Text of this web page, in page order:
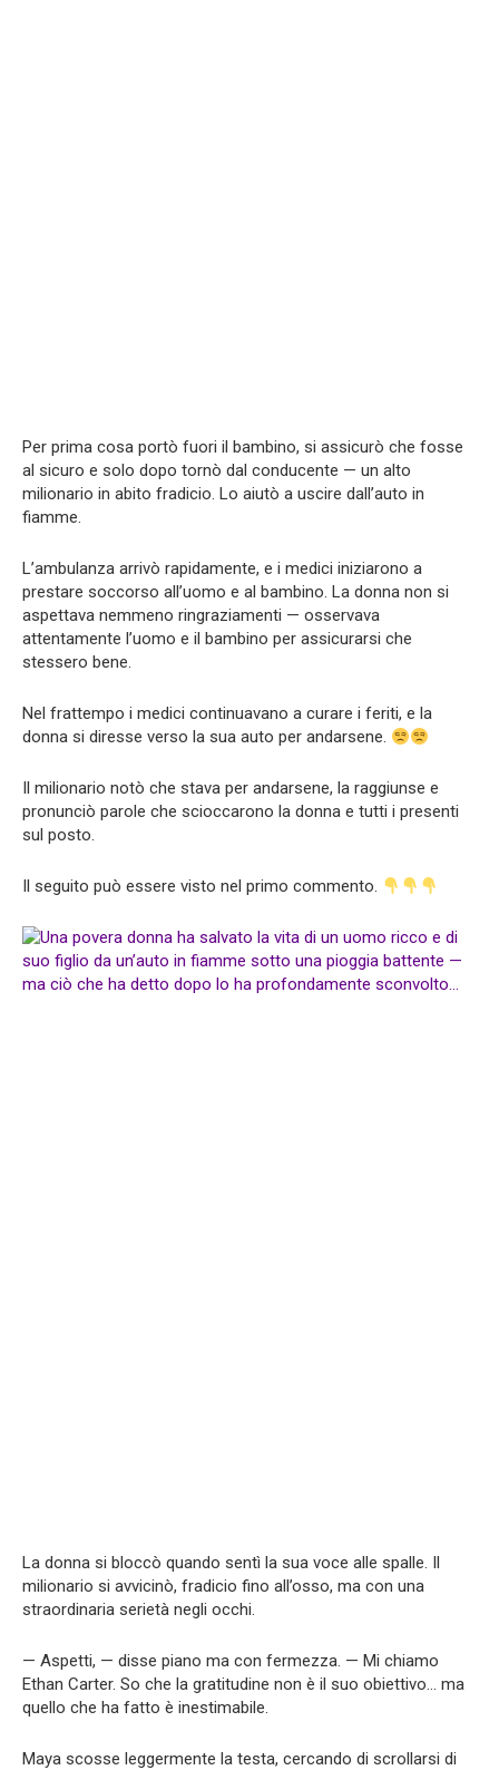
Per prima cosa portò fuori il bambino, si assicurò che fosse
al sicuro e solo dopo tornò dal conducente — un alto
milionario in abito fradicio. Lo aiutò a uscire dall’auto in
fiamme.
L’ambulanza arrivò rapidamente, e i medici iniziarono a
prestare soccorso all’uomo e al bambino. La donna non si
aspettava nemmeno ringraziamenti — osservava
attentamente l’uomo e il bambino per assicurarsi che
stessero bene.
Nel frattempo i medici continuavano a curare i feriti, e la
donna si diresse verso la sua auto per andarsene.
Il milionario notò che stava per andarsene, la raggiunse e
pronunciò parole che scioccarono la donna e tutti i presenti
sul posto.
Il seguito può essere visto nel primo commento.
La donna si bloccò quando sentì la sua voce alle spalle. Il
milionario si avvicinò, fradicio fino all’osso, ma con una
straordinaria serietà negli occhi.
— Aspetti, — disse piano ma con fermezza. — Mi chiamo
Ethan Carter. So che la gratitudine non è il suo obiettivo… ma
quello che ha fatto è inestimabile.
Maya scosse leggermente la testa, cercando di scrollarsi di